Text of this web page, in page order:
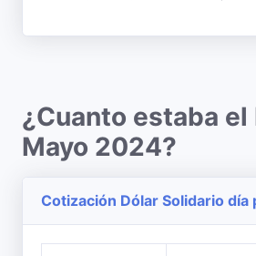
¿Cuanto estaba el
Mayo 2024?
Cotización Dólar Solidario día